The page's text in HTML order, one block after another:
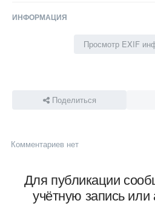
ИНФОРМАЦИЯ
Просмотр EXIF
Поделиться
Комментариев нет
Для публикации
учётную запись или